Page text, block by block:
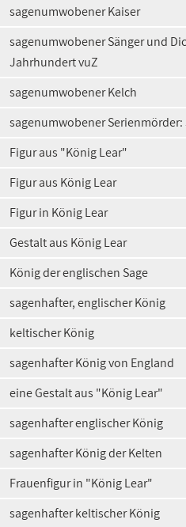
sagenumwobener Kaiser
sagenumwobener Sänger und
Jahrhundert vuZ
sagenumwobener Kelch
sagenumwobener Serienmörder:
Figur aus "König Lear"
Figur aus König Lear
Figur in König Lear
Gestalt aus König Lear
König der englischen Sage
sagenhafter, englischer König
keltischer König
sagenhafter König von England
eine Gestalt aus "König Lear"
sagenhafter englischer König
sagenhafter König der Kelten
Frauenfigur in "König Lear"
sagenhafter keltischer König